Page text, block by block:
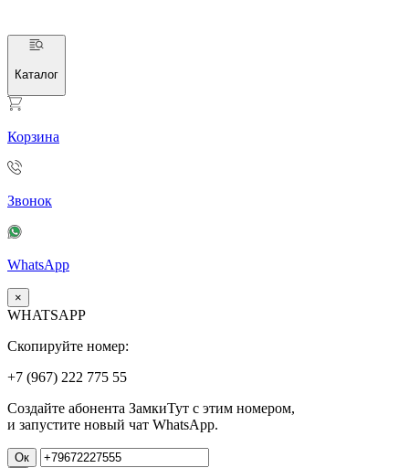
Каталог
Корзина
Звонок
WhatsApp
×
WHATSAPP
Скопируйте номер:
+7 (967) 222 775 55
Создайте абонента ЗамкиТут с этим номером,
и запустите новый чат WhatsApp.
Ок